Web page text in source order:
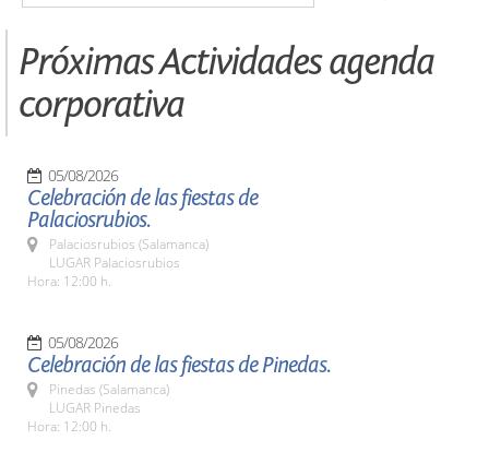
Próximas Actividades agenda
corporativa
05/08/2026
Celebración de las fiestas de
Palaciosrubios.
Palaciosrubios (Salamanca)
LUGAR Palaciosrubios
Hora: 12:00 h.
05/08/2026
Celebración de las fiestas de Pinedas.
Pinedas (Salamanca)
LUGAR Pinedas
Hora: 12:00 h.